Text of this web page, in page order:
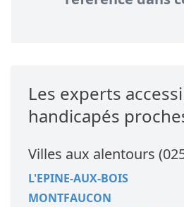
Les experts
handicapés
Villes aux alentours
L'EPINE-AUX-BOIS
MONTFAUCON